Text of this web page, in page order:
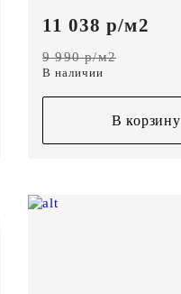
11 038 р/м2
9 990 р/м2
В наличии
В корзину